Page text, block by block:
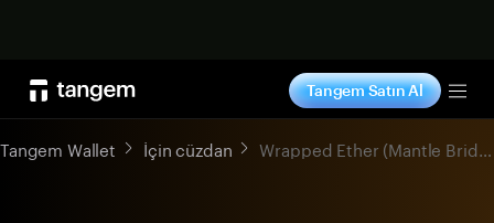
Tangem Satın Al
Tangem Wallet İçin cüzdan Wrapped Ether (Mantle Bridge)